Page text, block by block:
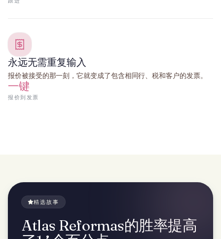
永远无需重复输入
报价被接受的那一刻，它就变成了包含相同行、税和客户的发票。
一键
报价到发票
精选故事
Atlas Reformas的胜率提高